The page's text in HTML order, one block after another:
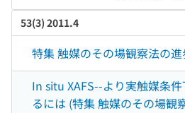
53(3) 2011.4
特集 触媒のその場観察法の進
In situ XAFS--より実触媒条
るには (特集 触媒のその場観